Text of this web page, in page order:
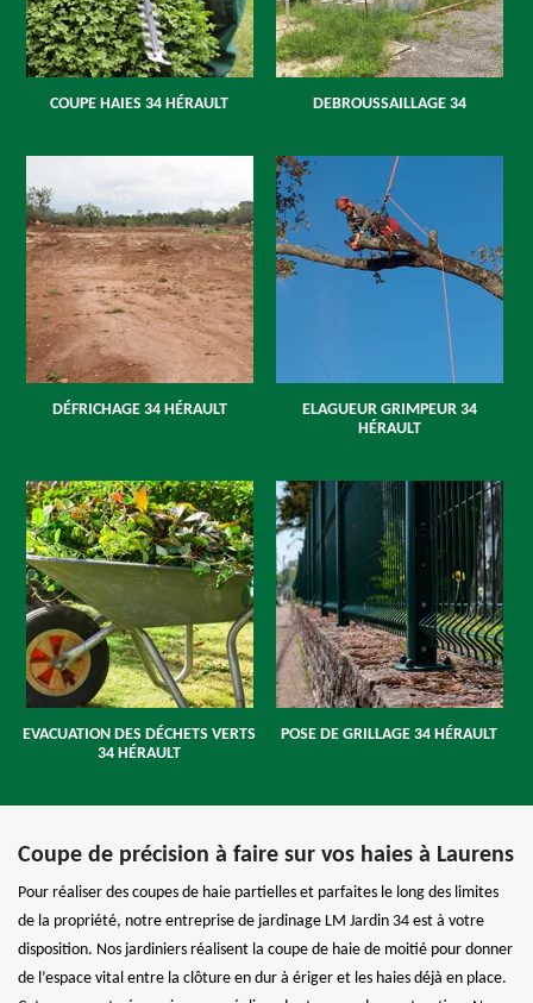
COUPE HAIES 34 HÉRAULT DEBROUSSAILLAGE 34
DÉFRICHAGE 34 HÉRAULT
ELAGUEUR GRIMPEUR 34
HÉRAULT
EVACUATION DES DÉCHETS VERTS
34 HÉRAULT
POSE DE GRILLAGE 34 HÉRAULT
Coupe de précision à faire sur vos haies à Laurens
Pour réaliser des coupes de haie partielles et parfaites le long des limites
de la propriété, notre entreprise de jardinage LM Jardin 34 est à votre
disposition. Nos jardiniers réalisent la coupe de haie de moitié pour donner
de l’espace vital entre la clôture en dur à ériger et les haies déjà en place.